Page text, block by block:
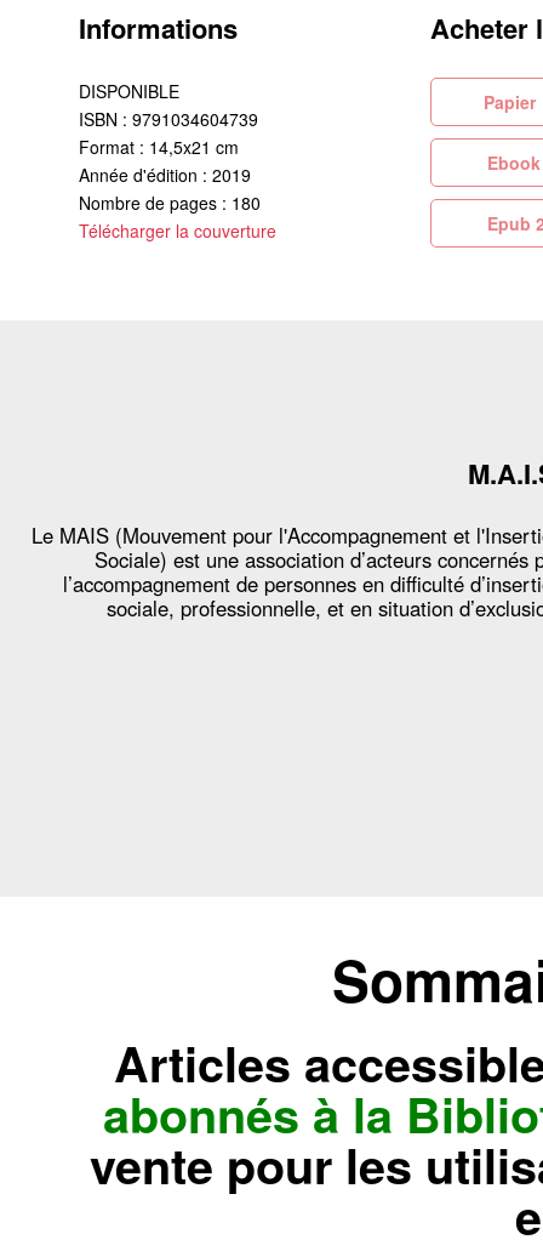
Informations
DISPONIBLE
ISBN : 9791034604739
Format : 14,5x21 cm
Année d'édition : 2019
Nombre de pages : 180
Télécharger la couverture
Acheter
Le MAIS (Mouvement pour l'Accompagnement et
Sociale) est une association d’acteurs concernés
l’accompagnement de personnes en difficulté
sociale, professionnelle, et en situation
Articles
abonnés à la
vente pour les